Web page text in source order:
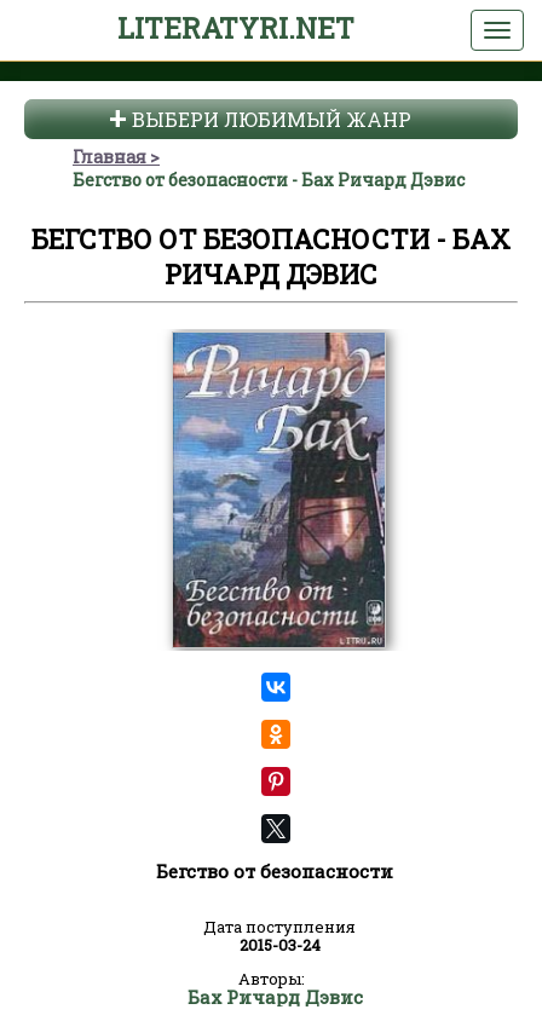
LITERATYRI.NET
ВЫБЕРИ ЛЮБИМЫЙ ЖАНР
Главная
Бегство от безопасности - Бах Ричард Дэвис
БЕГСТВО ОТ БЕЗОПАСНОСТИ - БАХ
РИЧАРД ДЭВИС
Бегство от безопасности
Дата поступления
2015-03-24
Авторы:
Бах Ричард Дэвис